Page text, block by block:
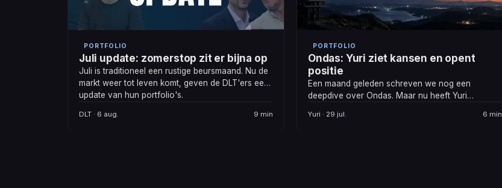
PORTFOLIO
Juli update: zomerstop zit er bijna op
Juli is traditioneel een rustige beursmaand. Nu de
markt weer tot leven komt, geven de DLT'ers een
update van hun portfolio's.
DLT · 6 aug. 9 min
PORTFOLIO
Ondas: Yuri ziet kansen en opent
positie
Een maand geleden schreven we nog een
deepdive over Ondas. Maar nu heeft Yuri
gooien.
Yuri · 29 jul. 6 min